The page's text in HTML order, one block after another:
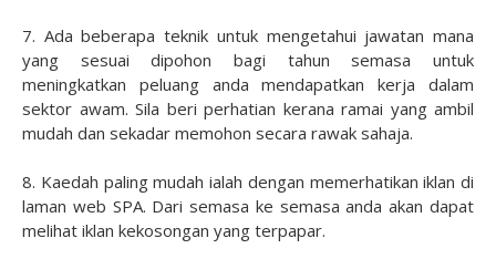
7. Ada beberapa teknik untuk mengetahui jawatan mana
yang sesuai dipohon bagi tahun semasa untuk
meningkatkan peluang anda mendapatkan kerja dalam
sektor awam. Sila beri perhatian kerana ramai yang ambil
mudah dan sekadar memohon secara rawak sahaja.
8. Kaedah paling mudah ialah dengan memerhatikan iklan di
laman web SPA. Dari semasa ke semasa anda akan dapat
melihat iklan kekosongan yang terpapar.